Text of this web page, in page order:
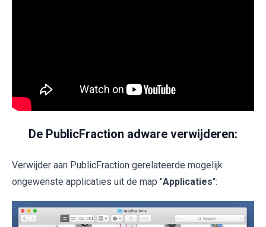
De PublicFraction adware verwijderen:
Verwijder aan PublicFraction gerelateerde mogelijk
ongewenste applicaties uit de map "Applicaties":